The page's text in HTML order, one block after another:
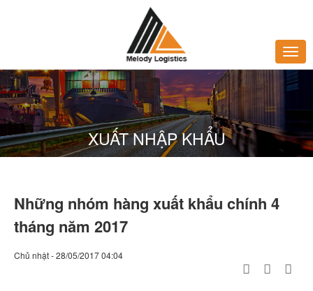
XUẤT NHẬP KHẨU
Những nhóm hàng xuất khẩu chính 4
tháng năm 2017
Chủ nhật - 28/05/2017 04:04